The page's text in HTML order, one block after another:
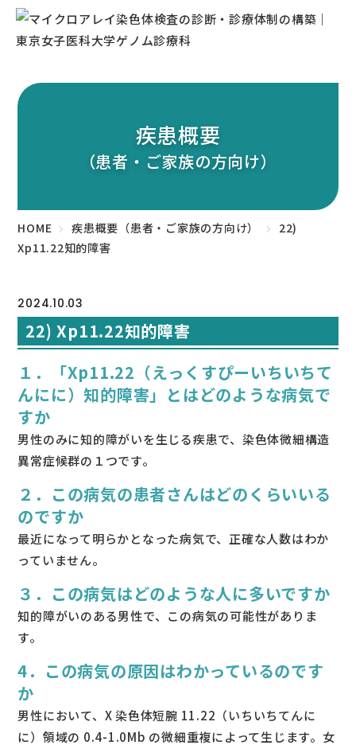
疾患概要
（患者・ご家族の方向け）
HOME 疾患概要（患者・ご家族の方向け）
22)
Xp11.22知的障害
2024.10.03
22) Xp11.22知的障害
１．「Xp11.22（えっくすぴーいちいちて
んにに）知的障害」とはどのような病気で
すか
男性のみに知的障がいを生じる疾患で、染色体微細構造
異常症候群の１つです。
２．この病気の患者さんはどのくらいいる
のですか
最近になって明らかとなった病気で、正確な人数はわか
っていません。
３．この病気はどのような人に多いですか
知的障がいのある男性で、この病気の可能性がありま
す。
4．この病気の原因はわかっているのです
か
男性において、X 染色体短腕 11.22（いちいちてんに
に）領域の 0.4-1.0Mb の微細重複によって生じます。女